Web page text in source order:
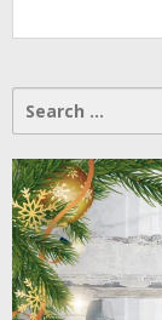
Search